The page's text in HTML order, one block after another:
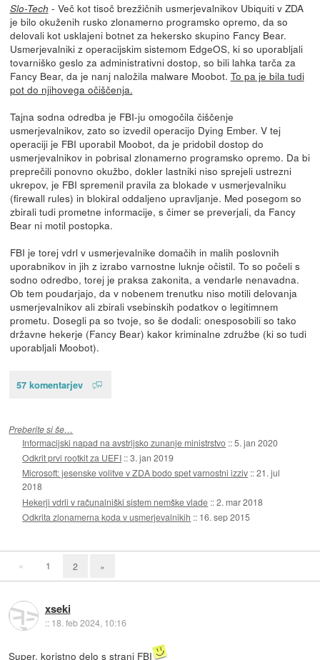
Slo-Tech - Več kot tisoč brezžičnih usmerjevalnikov Ubiquiti v ZDA
je bilo okuženih rusko zlonamerno programsko opremo, da so
delovali kot usklajeni botnet za hekersko skupino Fancy Bear.
Usmerjevalniki z operacijskim sistemom EdgeOS, ki so uporabljali
tovarniško geslo za administrativni dostop, so bili lahka tarča za
Fancy Bear, da je nanj naložila malware Moobot. To pa je bila tudi
pot do njihovega očiščenja.
Tajna sodna odredba je FBI-ju omogočila čiščenje
usmerjevalnikov, zato so izvedil operacijo Dying Ember. V tej
operaciji je FBI uporabil Moobot, da je pridobil dostop do
usmerjevalnikov in pobrisal zlonamerno programsko opremo. Da bi
preprečili ponovno okužbo, dokler lastniki niso sprejeli ustrezni
ukrepov, je FBI spremenil pravila za blokade v usmerjevalniku
(firewall rules) in blokiral oddaljeno upravljanje. Med posegom so
zbirali tudi prometne informacije, s čimer se preverjali, da Fancy
Bear ni motil postopka.
FBI je torej vdrl v usmerjevalnike domačih in malih poslovnih
uporabnikov in jih z izrabo varnostne luknje očistil. To so počeli s
sodno odredbo, torej je praksa zakonita, a vendarle nenavadna.
Ob tem poudarjajo, da v nobenem trenutku niso motili delovanja
usmerjevalnikov ali zbirali vsebinskih podatkov o legitimnem
prometu. Dosegli pa so tvoje, so še dodali: onesposobili so tako
državne hekerje (Fancy Bear) kakor kriminalne združbe (ki so tudi
uporabljali Moobot).
57 komentarjev
Preberite si še…
Informacijski napad na avstrijsko zunanje ministrstvo ::5. jan 2020
Odkrit prvi rootkit za UEFI ::3. jan 2019
Microsoft: jesenske volitve v ZDA bodo spet varnostni izziv ::21. jul
2018
Hekerji vdrli v računalniški sistem nemške vlade ::2. mar 2018
Odkrita zlonamerna koda v usmerjevalnikih :: 16. sep 2015
« 1 2 »
xseki
:: 18. feb 2024, 10:16
Super, koristno delo s strani FBI